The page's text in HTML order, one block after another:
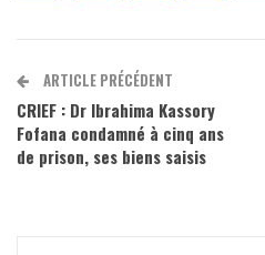
ARTICLE PRÉCÉDENT
CRIEF : Dr Ibrahima Kassory
Fofana condamné à cinq ans
de prison, ses biens saisis